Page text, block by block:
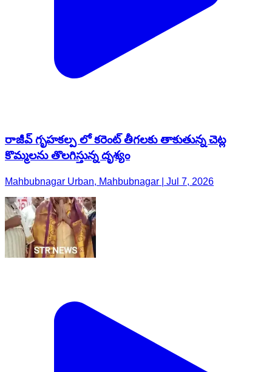
రాజీవ్ గృహకల్ప లో కరెంట్ తీగలకు తాకుతున్న చెట్ల
కొమ్మలను తొలగిస్తున్న దృశ్యం
Mahbubnagar Urban, Mahbubnagar | Jul 7, 2026